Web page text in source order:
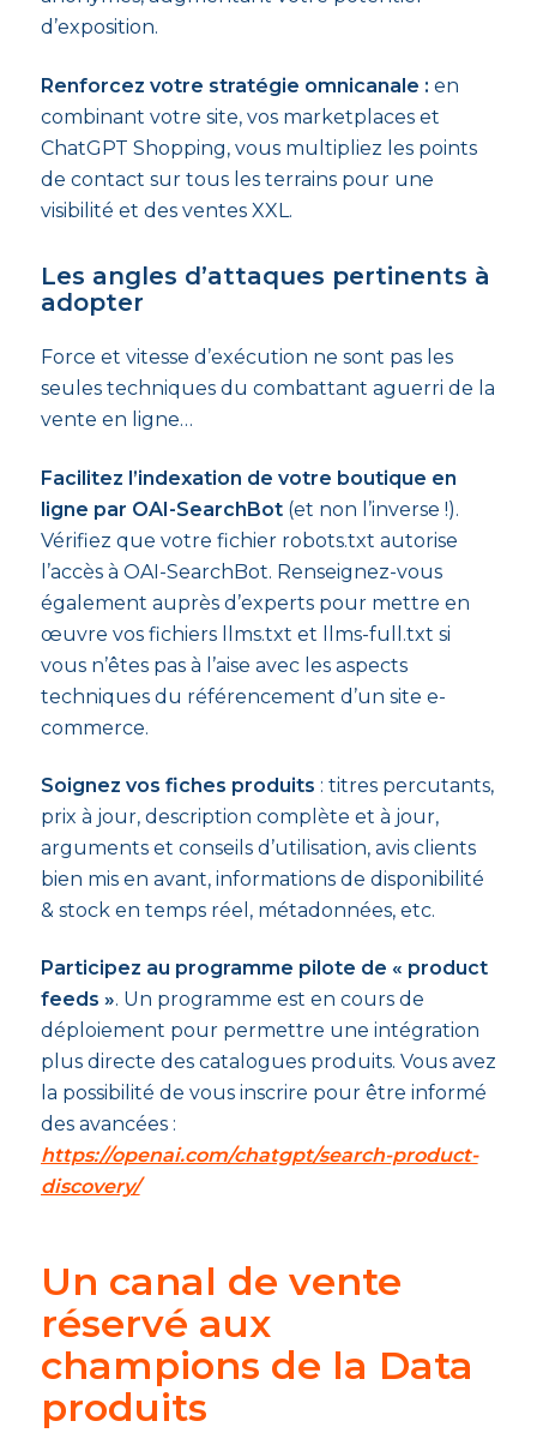
d’exposition.
Renforcez votre stratégie omnicanale : en
combinant votre site, vos marketplaces et
ChatGPT Shopping, vous multipliez les points
de contact sur tous les terrains pour une
visibilité et des ventes XXL.
Les angles d’attaques pertinents à
adopter
Force et vitesse d’exécution ne sont pas les
seules techniques du combattant aguerri de la
vente en ligne…
Facilitez l’indexation de votre boutique en
ligne par OAI-SearchBot(et non l’inverse !).
Vérifiez que votre fichier robots.txt autorise
l’accès à OAI-SearchBot. Renseignez-vous
également auprès d’experts pour mettre en
œuvre vos fichiers llms.txt et llms-full.txt si
vous n’êtes pas à l’aise avec les aspects
techniques du référencement d’un site e-
commerce.
Soignez vos fiches produits : titres percutants,
prix à jour, description complète et à jour,
arguments et conseils d’utilisation, avis clients
bien mis en avant, informations de disponibilité
& stock en temps réel, métadonnées, etc.
Participez au programme pilote de « product
feeds ». Un programme est en cours de
déploiement pour permettre une intégration
plus directe des catalogues produits. Vous avez
la possibilité de vous inscrire pour être informé
des avancées :
https://openai.com/chatgpt/search-product-
discovery/
Un canal de vente
réservé aux
champions de la Data
produits